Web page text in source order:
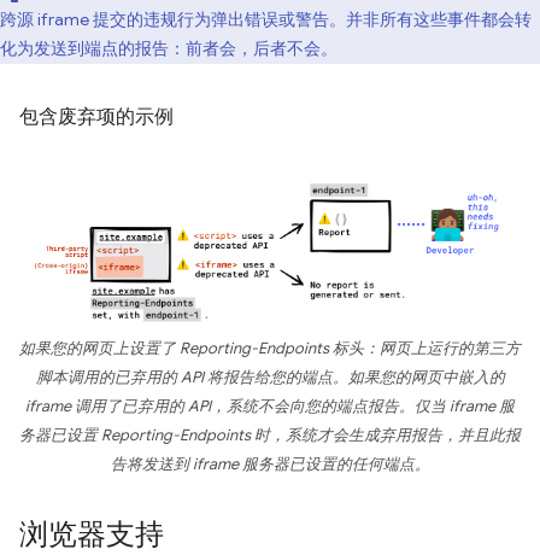
跨源 iframe 提交的违规行为弹出错误或警告。并非所有这些事件都会转
化为发送到端点的报告：前者会，后者不会。
包含废弃项的示例
如果您的网页上设置了 Reporting-Endpoints 标头：网页上运行的第三方
脚本调用的已弃用的 API 将报告给您的端点。如果您的网页中嵌入的
iframe 调用了已弃用的 API，系统不会向您的端点报告。仅当 iframe 服
务器已设置 Reporting-Endpoints 时，系统才会生成弃用报告，并且此报
告将发送到 iframe 服务器已设置的任何端点。
浏览器支持